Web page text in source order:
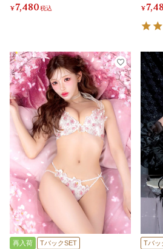
¥7,480税込 ¥
再入荷 TバックSET
Tバッ